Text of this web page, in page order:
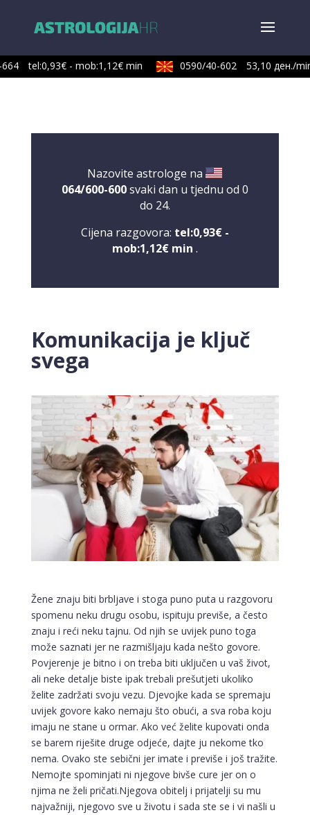
tel:0,93€ - mob:1,12€ min 0590/40-602 53,10 ден./min
Nazovite astrologe na
064/600-600svaki dan u tjednu od 0
do 24.
Cijena razgovora: tel:0,93€ -
mob:1,12€ min .
Komunikacija je ključ
svega
Žene znaju biti brbljave i stoga puno puta u razgovoru
spomenu neku drugu osobu, ispituju previše, a često
znaju i reći neku tajnu. Od njih se uvijek puno toga
može saznati jer ne razmišljaju kada nešto govore.
Povjerenje je bitno i on treba biti uključen u vaš život,
ali neke detalje biste ipak trebali prešutjeti ukoliko
želite zadržati svoju vezu. Djevojke kada se spremaju
uvijek govore kako nemaju što obući, a sva roba koju
imaju ne stane u ormar. Ako već želite kupovati onda
se barem riješite druge odjeće, dajte ju nekome tko
nema. Ovako ste sebični jer imate i previše i još tražite.
Nemojte spominjati ni njegove bivše cure jer on o
njima ne želi pričati.Njegova obitelj i prijatelji su mu
najvažniji, njegovo sve u životu i sada ste se i vi našli u